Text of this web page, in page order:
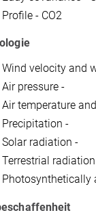
- CO2
velocity and
pressure -
temperature
-
radiation -